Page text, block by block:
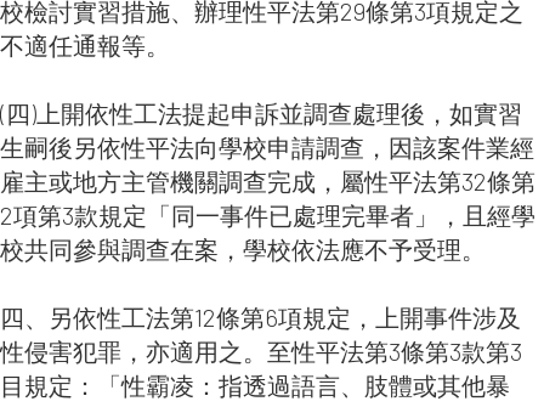
校檢討實習措施、辦理性平法第29條第3項規定之
不適任通報等。
(四)上開依性工法提起申訴並調查處理後，如實習
生嗣後另依性平法向學校申請調查，因該案件業經
雇主或地方主管機關調查完成，屬性平法第32條第
2項第3款規定「同一事件已處理完畢者」，且經學
校共同參與調查在案，學校依法應不予受理。
四、另依性工法第12條第6項規定，上開事件涉及
性侵害犯罪，亦適用之。至性平法第3條第3款第3
目規定：「性霸凌：指透過語言、肢體或其他暴